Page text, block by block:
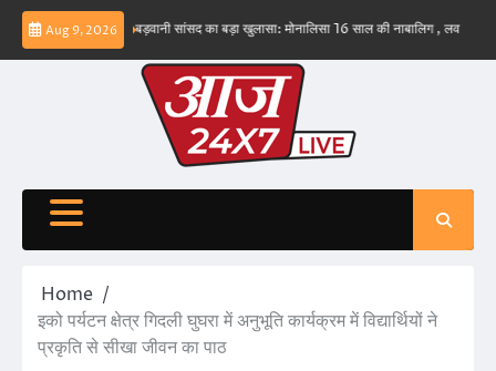
Skip
content
Aug 9, 2026
नहीं – ईरान बड़वानी सांसद का बड़ा खुलासा: मोनालिसा 16 साल की नाबालिग , लव जिहाद के
Home
इको पर्यटन क्षेत्र गिदली घुघरा में अनुभूति कार्यक्रम में विद्यार्थियों ने
प्रकृति से सीखा जीवन का पाठ